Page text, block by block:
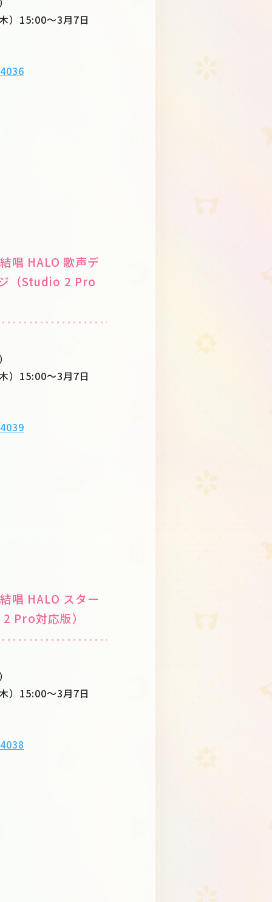
）15:00〜3月7日
唱 HALO 歌声デ
（Studio 2 Pro
）15:00〜3月7日
唱 HALO スター
Pro対応版）
）15:00〜3月7日